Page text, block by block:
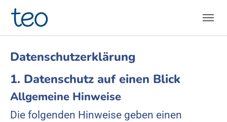
Skip to main navigation
Skip to main content
Skip to page footer
Datenschutz­erklärung
1. Datenschutz auf einen Blick
Allgemeine Hinweise
Die folgenden Hinweise geben einen